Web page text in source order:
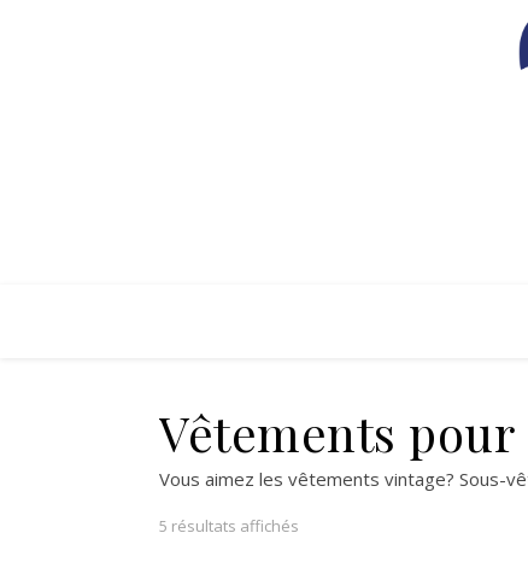
Vêtements
Vous aimez les vêtements vintage? Sous-
5 résultats affichés